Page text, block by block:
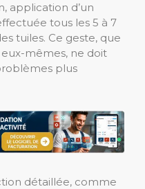
application d’un
tous les 5 à 7
tuiles. Ce geste, que
mêmes, ne doit
plus
détaillée, comme